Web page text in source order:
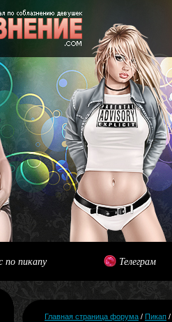
по пикапу Телеграм
Главная страница форума / Пикап /